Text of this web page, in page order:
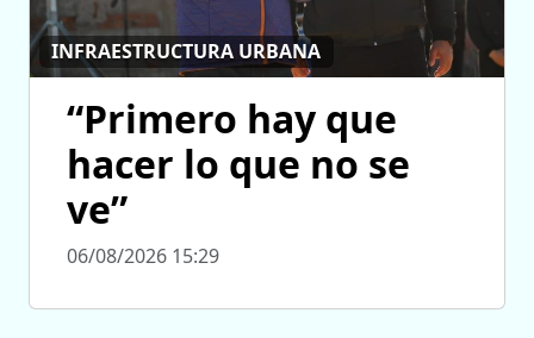
INFRAESTRUCTURA URBANA
“Primero hay que
hacer lo que no se
ve”
06/08/2026 15:29